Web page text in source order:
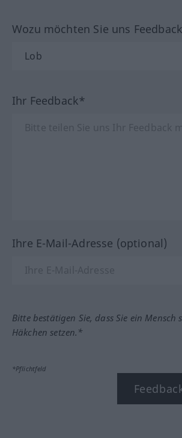
Wozu möchten Sie uns
Ihr Feedback*
Ihre E-Mail-Adresse (optional)
Bitte bestätigen Sie, dass Sie ein Mensch
Häkchen setzen.*
*Pflichtfeld